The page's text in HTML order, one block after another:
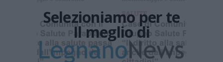
Selezioniamo per te
Il meglio di